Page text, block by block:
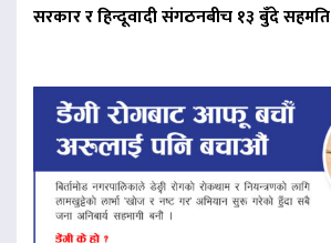
सरकार र हिन्दूवादी संगठनबीच १३ बुँदे सहमति